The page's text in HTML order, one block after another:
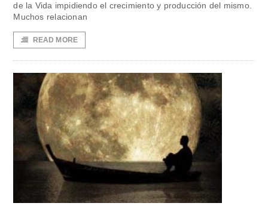
de la Vida impidiendo el crecimiento y producción del mismo.
Muchos relacionan
READ MORE